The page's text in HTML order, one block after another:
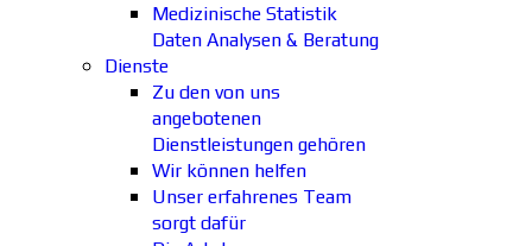
Medizinische Statistik
Daten Analysen & Beratung
Dienste
Zu den von uns
angebotenen
Dienstleistungen gehören
Wir können helfen
Unser erfahrenes Team
sorgt dafür